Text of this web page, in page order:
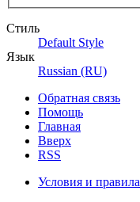
Стиль
Default Style
Язык
Russian (RU)
Обратная связь
Помощь
Главная
Вверх
RSS
Условия и правила